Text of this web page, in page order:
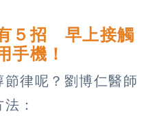
５招 早上接觸
手機！
律呢？劉博仁醫師
：